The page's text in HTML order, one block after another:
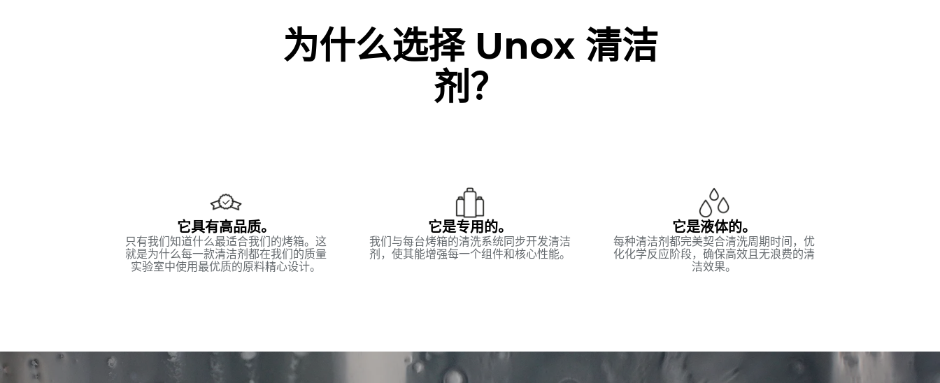
为什么选择 Unox 清洁
剂？
它具有高品质。
只有我们知道什么最适合我们的烤箱。这
就是为什么每一款清洁剂都在我们的质量
实验室中使用最优质的原料精心设计。
它是专用的。
我们与每台烤箱的清洗系统同步开发清洁
剂，使其能增强每一个组件和核心性能。
它是液体的。
每种清洁剂都完美契合清洗周期时间，优
化化学反应阶段，确保高效且无浪费的清
洁效果。